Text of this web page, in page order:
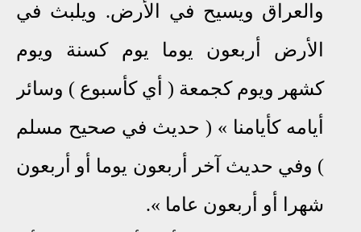
والعراق ويسيح في الأرض. ويلبث في
الأرض أربعون يوما يوم كسنة ويوم
كشهر ويوم كجمعة ( أي كأسبوع ) وسائر
أيامه كأيامنا « ( حديث في صحيح مسلم
) وفي حديث آخر أربعون يوما أو أربعون
شهرا أو أربعون عاما «
.